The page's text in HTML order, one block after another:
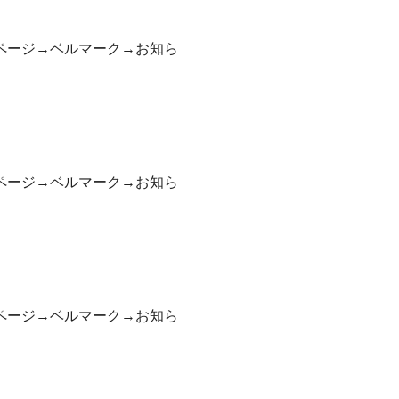
ージ→ベルマーク→お知ら
ージ→ベルマーク→お知ら
ージ→ベルマーク→お知ら